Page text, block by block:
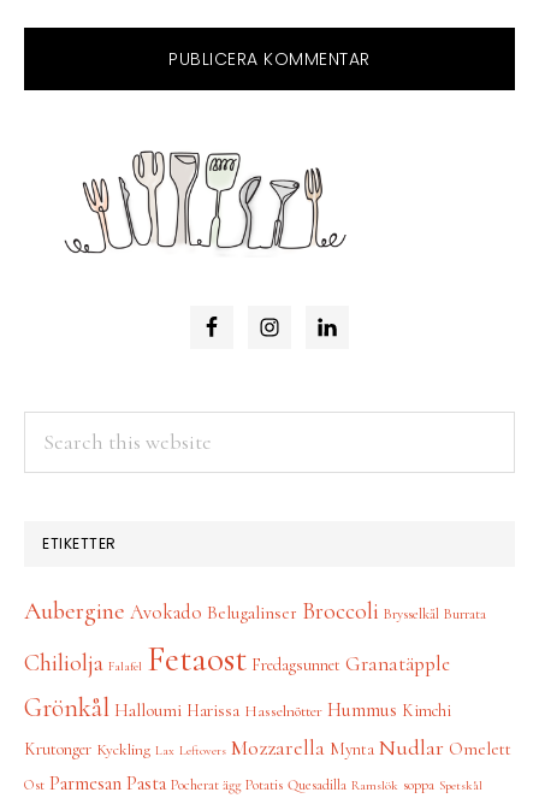
PRIMARY
SIDEBAR
ETIKETTER
Aubergine Avokado Belugalinser Broccoli Brysselkål Burrata
Chiliolja Falafel Fetaost Fredagsunnet Granatäpple
Grönkål Halloumi Harissa Hasselnötter Hummus Kimchi
Krutonger Kyckling Lax Leftovers Mozzarella Mynta Nudlar Omelett
Ost Parmesan Pasta Pocherat ägg Potatis Quesadilla Ramslök soppa Spetskål